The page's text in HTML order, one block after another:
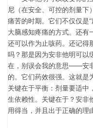
尼（在安全、可控的剂量下
痛苦的时期。它们不仅仅
大脑感知疼痛的方式。还有
还可以作为止咳药。还记得
吗？那是因为安非他明可以
在，别误会我的意思——安
的。它们药效很强。这就是
关键在于平衡：剂量要适中
生依赖性。关键在于？安
用得当，并且出于正确的理